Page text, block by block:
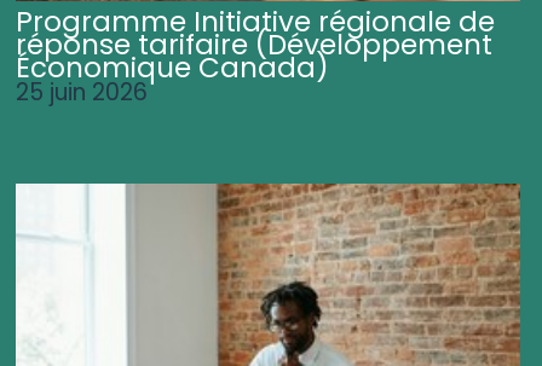
Programme Initiative régionale de
réponse tarifaire (Développement
Économique Canada)
25 juin 2026